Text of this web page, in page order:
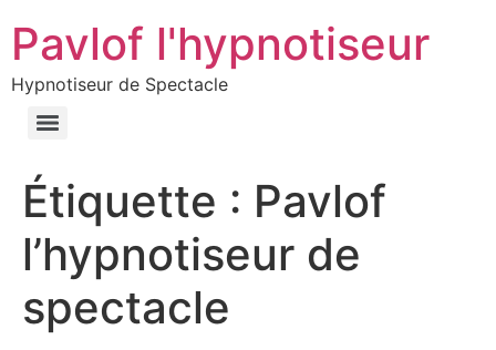
Pavlof l'hypnotiseur
Hypnotiseur de Spectacle
Étiquette : Pavlof
l’hypnotiseur de
spectacle